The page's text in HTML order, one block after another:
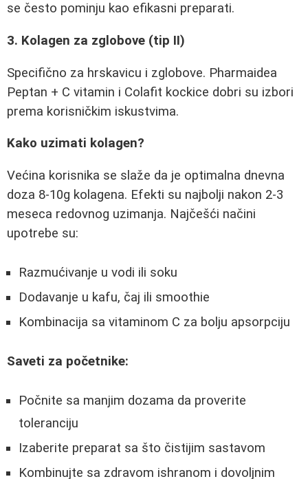
se često pominju kao efikasni preparati.
3. Kolagen za zglobove (tip II)
Specifično za hrskavicu i zglobove. Pharmaidea
Peptan + C vitamin i Colafit kockice dobri su izbori
prema korisničkim iskustvima.
Kako uzimati kolagen?
Većina korisnika se slaže da je optimalna dnevna
doza 8-10g kolagena. Efekti su najbolji nakon 2-3
meseca redovnog uzimanja. Najčešći načini
upotrebe su:
Razmućivanje u vodi ili soku
Dodavanje u kafu, čaj ili smoothie
Kombinacija sa vitaminom C za bolju apsorpciju
Saveti za početnike:
Počnite sa manjim dozama da proverite
toleranciju
Izaberite preparat sa što čistijim sastavom
Kombinujte sa zdravom ishranom i dovoljnim